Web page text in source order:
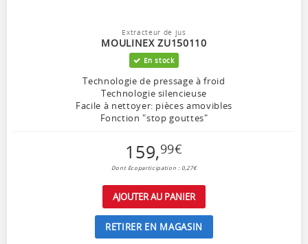
Extracteur de jus
MOULINEX ZU150110
En stock
Technologie de pressage à froid
Technologie silencieuse
Facile à nettoyer: pièces amovibles
Fonction "stop gouttes"
159,99€
Dont Ecoparticipation : 0,27€
AJOUTER AU PANIER
RETIRER EN MAGASIN